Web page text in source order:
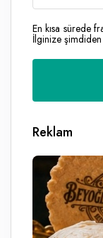
En kısa sürede
İlginize
Reklam